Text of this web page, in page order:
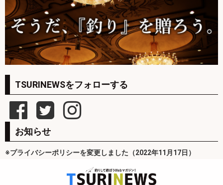
TSURINEWSをフォローする
お知らせ
※プライバシーポリシーを変更しました（2022年11月17日）